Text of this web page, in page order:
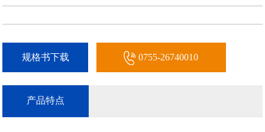
规格书下载 0755-26740010
产品特点